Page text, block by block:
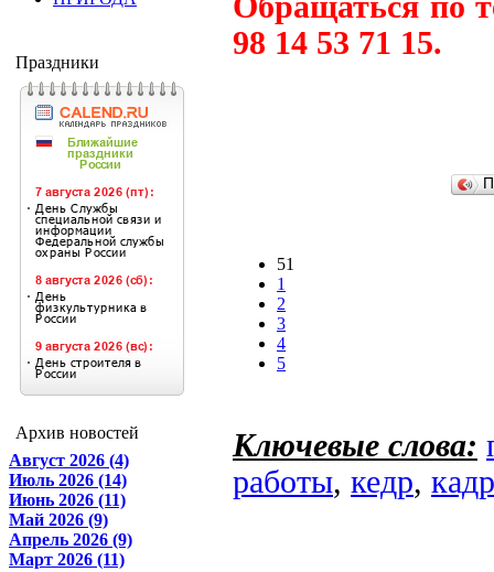
Праздники
Архив новостей
Август 2026 (4)
Июль 2026 (14)
Июнь 2026 (11)
Май 2026 (9)
Апрель 2026 (9)
Март 2026 (11)
98 14 53 71 15.
51
1
2
3
4
5
Ключевые слова:
работы, кедр,